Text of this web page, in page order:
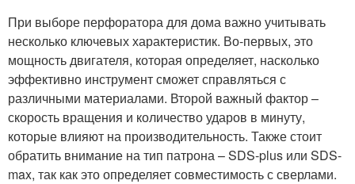
При выборе перфоратора для дома важно учитывать
несколько ключевых характеристик. Во-первых, это
мощность двигателя, которая определяет, насколько
эффективно инструмент сможет справляться с
различными материалами. Второй важный фактор –
скорость вращения и количество ударов в минуту,
которые влияют на производительность. Также стоит
обратить внимание на тип патрона – SDS-plus или SDS-
max, так как это определяет совместимость с сверлами.